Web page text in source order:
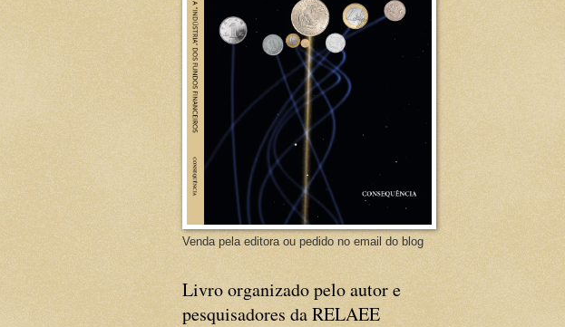
Venda pela editora ou pedido no email do blog
Livro organizado pelo autor e
pesquisadores da RELAEE